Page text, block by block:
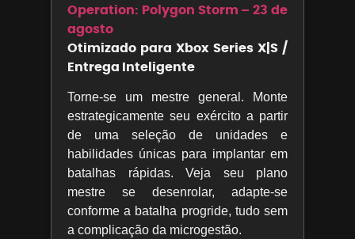
Operation: Polygon Storm – 23 de
agosto
Otimizado para Xbox Series X|S /
Entrega Inteligente
Torne-se um mestre general. Monte
estrategicamente seu exército a partir
de uma seleção de unidades e
habilidades únicas para implantar em
batalhas rápidas. Veja seu plano
mestre se desenrolar, adapte-se
conforme a batalha progride, tudo sem
a complicação da microgestão.